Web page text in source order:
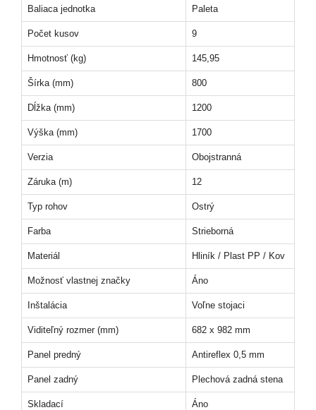
Baliaca jednotka Paleta
Počet kusov 9
Hmotnosť (kg) 145,95
Šírka (mm) 800
Dĺžka (mm) 1200
Výška (mm) 1700
Verzia Obojstranná
Záruka (m) 12
Typ rohov Ostrý
Farba Strieborná
Materiál Hliník / Plast PP / Kov
Možnosť vlastnej značky Áno
Inštalácia Voľne stojaci
Viditeľný rozmer (mm) 682 x 982 mm
Panel predný Antireflex 0,5 mm
Panel zadný Plechová zadná stena
Skladací Áno